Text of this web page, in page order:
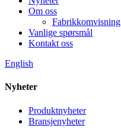
Om oss
Fabrikkomvisning
Vanlige spørsmål
Kontakt oss
English
Nyheter
Produktnyheter
Bransjenyheter